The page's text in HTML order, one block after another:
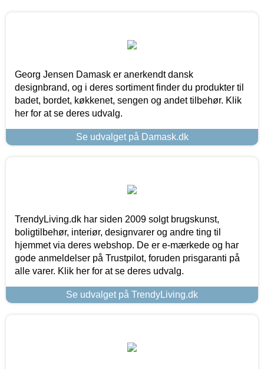
Georg Jensen Damask er anerkendt dansk
designbrand, og i deres sortiment finder du produkter til
badet, bordet, køkkenet, sengen og andet tilbehør. Klik
her for at se deres udvalg.
Se udvalget på Damask.dk
TrendyLiving.dk har siden 2009 solgt brugskunst,
boligtilbehør, interiør, designvarer og andre ting til
hjemmet via deres webshop. De er e-mærkede og har
gode anmeldelser på Trustpilot, foruden prisgaranti på
alle varer. Klik her for at se deres udvalg.
Se udvalget på TrendyLiving.dk